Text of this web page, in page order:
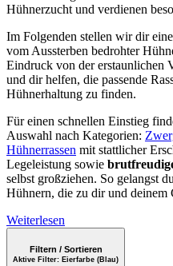
Hühnerzucht und verdienen
Im Folgenden stellen wir dir
vom Aussterben bedrohter
Eindruck von der erstaunlichen
und dir helfen, die passende
Hühnerhaltung zu finden.
Für einen schnellen Einstieg
Auswahl nach Kategorien:
Hühnerrassen mit stattlicher
Legeleistung sowie
selbst großziehen. So gelangst
Hühnern, die zu dir und deinem
Weiterlesen
Filtern / Sortieren
Aktive Filter: Eierfarbe (Blau)